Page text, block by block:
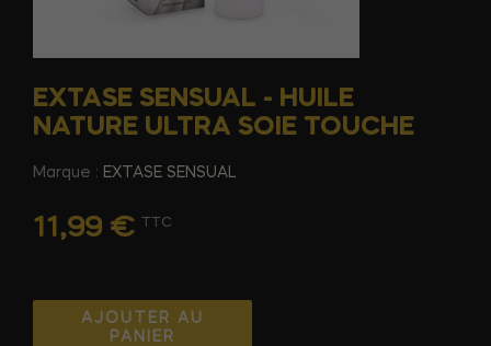
EXTASE SENSUAL - HUILE
NATURE ULTRA SOIE TOUCHE
Marque : EXTASE SENSUAL
11,99 € TTC
AJOUTER AU
PANIER